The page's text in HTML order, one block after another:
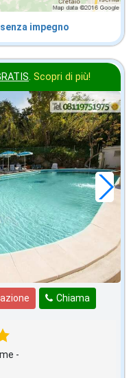
impegno
. Scopri di più!
Chiama
-